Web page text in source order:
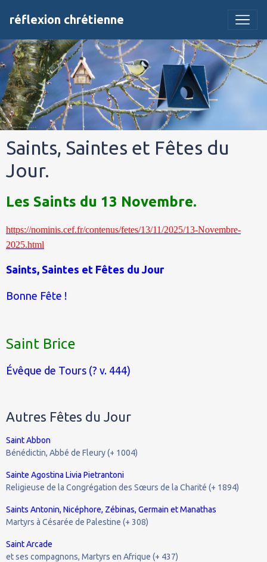
réflexion chrétienne
Saints, Saintes et Fêtes du
Jour.
Les Saints du 13 Novembre.
https://nominis.cef.fr/contenus/fetes/13/11/2025/13-Novembre-
2025.html
Saints, Saintes et Fêtes du Jour
Bonne Fête !
Saint Brice
Évêque de Tours (? v. 444)
Autres Fêtes du Jour
Saint Abbon
Bénédictin, Abbé de Fleury (+ 1004)
Sainte Agostina Livia Pietrantoni
Religieuse de la Congrégation des Sœurs de la Charité (+ 1894)
Saints Antonin, Nicéphore, Zébinas, Germain et Manathas
Martyrs à Césarée de Palestine (+ 308)
Saint Arcade
et ses compagnons, Martyrs en Afrique (+ 437)